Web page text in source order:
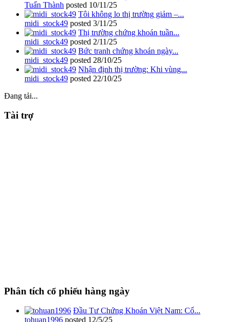
Tuấn Thành posted 10/11/25
Tôi không lo thị trường giảm –...
midi_stock49 posted 3/11/25
Thị trường chứng khoán tuần...
midi_stock49 posted 2/11/25
Bức tranh chứng khoán ngày...
midi_stock49 posted 28/10/25
Nhận định thị trường: Khi vùng...
midi_stock49 posted 22/10/25
Đang tải...
Tài trợ
Phân tích cổ phiếu hàng ngày
Đầu Tư Chứng Khoán Việt Nam: Cổ...
tohuan1996 posted 12/5/25